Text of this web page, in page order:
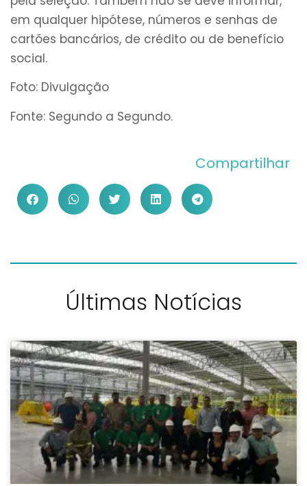
em qualquer hipótese, números e senhas de
cartões bancários, de crédito ou de benefício
social.
Foto: Divulgação
Fonte: Segundo a Segundo.
Compartilhar
Últimas Notícias